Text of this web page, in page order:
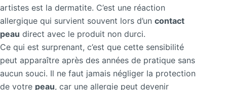
artistes est la dermatite. C’est une réaction
allergique qui survient souvent lors d’un contact
peau direct avec le produit non durci.
Ce qui est surprenant, c’est que cette sensibilité
peut apparaître après des années de pratique sans
aucun souci. Il ne faut jamais négliger la protection
de votre peau, car une allergie peut devenir